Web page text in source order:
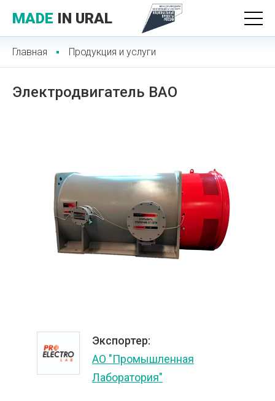
MADE IN URAL
Главная Продукция и услуги
Электродвигатель BAO
Экспортер:
АО "Промышленная
Лаборатория"